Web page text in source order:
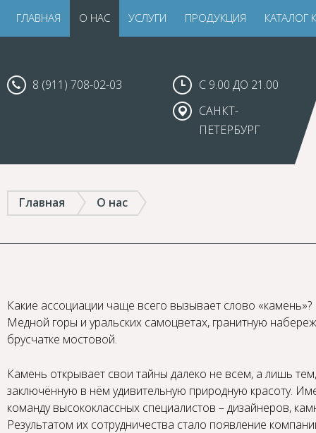
ГЛАВНАЯ О НАС УСЛУГИ ПРОДУКЦИЯ КАТАЛОГ
8 (911) 708-02-03
С 9.00 ДО 21.00
САНКТ-
ПЕТЕРБУРГ
Главная О нас
Какие ассоциации чаще всего вызывает слово
Медной горы и уральских самоцветах, гранитную
брусчатке мостовой.
Камень открывает свои тайны далеко не всем, а лишь
заключённую в нём удивительную природную красоту.
команду высококлассных специалистов – дизайнеров,
Результатом их сотрудничества стало появление